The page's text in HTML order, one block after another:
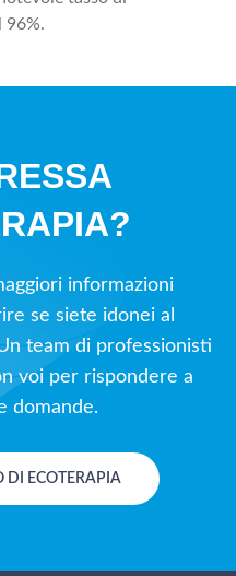
96%.
informazioni
se siete idonei al
team di professionisti
voi per rispondere a
domande.
DI ECOTERAPIA